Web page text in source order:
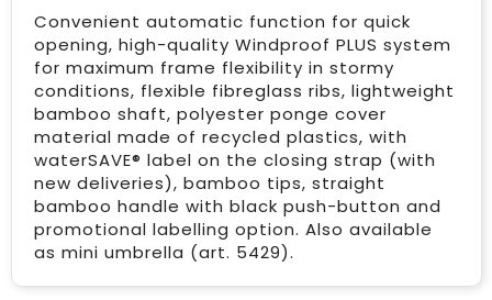
Convenient automatic function for quick
opening, high-quality Windproof PLUS system
for maximum frame flexibility in stormy
conditions, flexible fibreglass ribs, lightweight
bamboo shaft, polyester ponge cover
material made of recycled plastics, with
waterSAVE® label on the closing strap (with
new deliveries), bamboo tips, straight
bamboo handle with black push-button and
promotional labelling option. Also available
as mini umbrella (art. 5429).